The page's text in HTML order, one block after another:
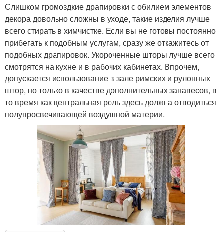
Слишком громоздкие драпировки с обилием элементов
декора довольно сложны в уходе, такие изделия лучше
всего стирать в химчистке. Если вы не готовы постоянно
прибегать к подобным услугам, сразу же откажитесь от
подобных драпировок. Укороченные шторы лучше всего
смотрятся на кухне и в рабочих кабинетах. Впрочем,
допускается использование в зале римских и рулонных
штор, но только в качестве дополнительных занавесов, в
то время как центральная роль здесь должна отводиться
полупросвечивающей воздушной материи.